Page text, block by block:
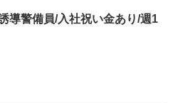
導警備員/入社祝い金あり/週1